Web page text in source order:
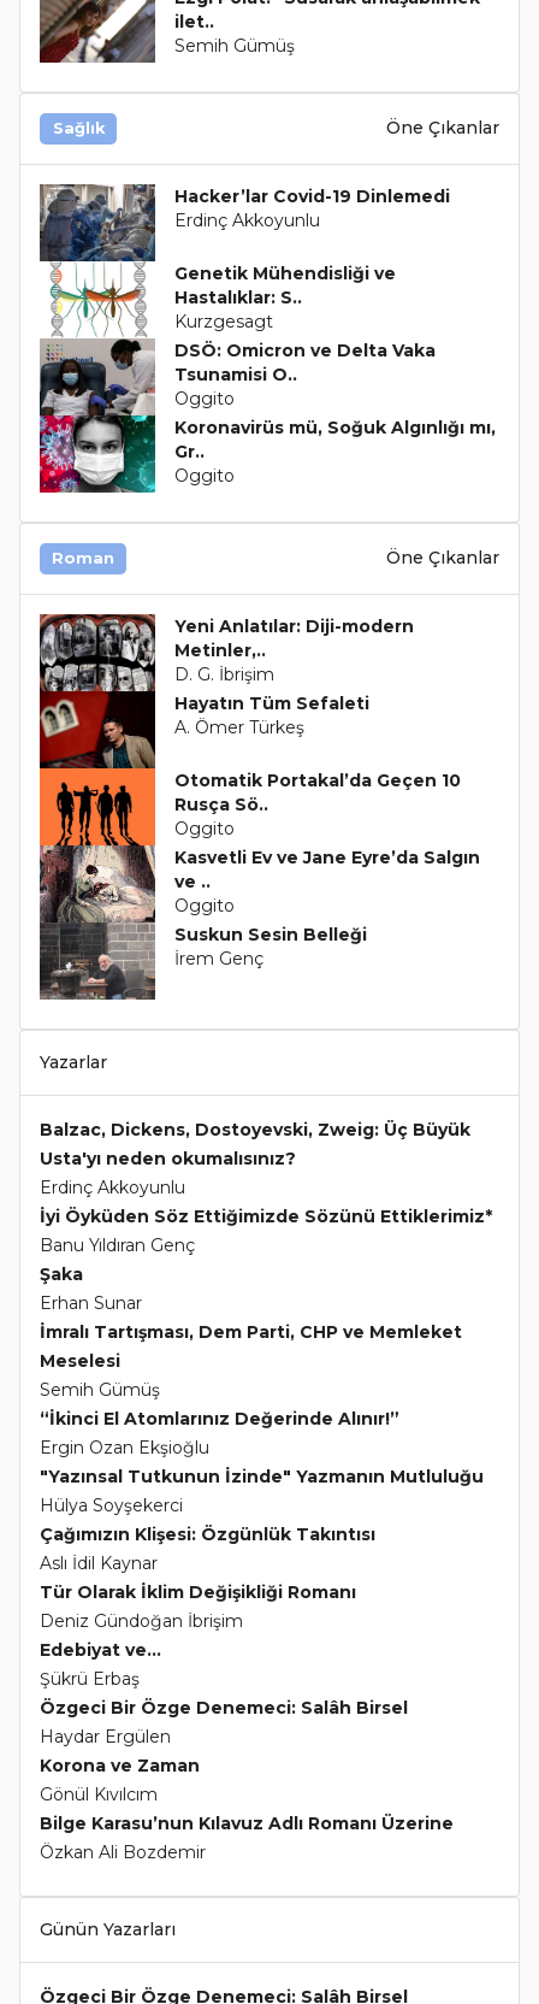
ilet..
Semih Gümüş
Sağlık Öne Çıkanlar
Hacker’lar Covid-19 Dinlemedi
Erdinç Akkoyunlu
Genetik Mühendisliği ve
Hastalıklar: S..
Kurzgesagt
DSÖ: Omicron ve Delta Vaka
Tsunamisi O..
Oggito
Koronavirüs mü, Soğuk Algınlığı mı,
Gr..
Oggito
Roman Öne Çıkanlar
Yeni Anlatılar: Diji-modern
Metinler,..
D. G. İbrişim
Hayatın Tüm Sefaleti
A. Ömer Türkeş
Otomatik Portakal’da Geçen 10
Rusça Sö..
Oggito
Kasvetli Ev ve Jane Eyre’da Salgın
ve ..
Oggito
Suskun Sesin Belleği
İrem Genç
Yazarlar
Balzac, Dickens, Dostoyevski, Zweig: Üç Büyük
Usta'yı neden okumalısınız?
Erdinç Akkoyunlu
İyi Öyküden Söz Ettiğimizde Sözünü Ettiklerimiz*
Banu Yıldıran Genç
Şaka
Erhan Sunar
İmralı Tartışması, Dem Parti, CHP ve Memleket
Meselesi
Semih Gümüş
“İkinci El Atomlarınız Değerinde Alınır!”
Ergin Ozan Ekşioğlu
"Yazınsal Tutkunun İzinde" Yazmanın Mutluluğu
Hülya Soyşekerci
Çağımızın Klişesi: Özgünlük Takıntısı
Aslı İdil Kaynar
Tür Olarak İklim Değişikliği Romanı
Deniz Gündoğan İbrişim
Edebiyat ve...
Şükrü Erbaş
Özgeci Bir Özge Denemeci: Salâh Birsel
Haydar Ergülen
Korona ve Zaman
Gönül Kıvılcım
Bilge Karasu’nun Kılavuz Adlı Romanı Üzerine
Özkan Ali Bozdemir
Günün Yazarları
Özgeci Bir Özge Denemeci: Salâh Birsel